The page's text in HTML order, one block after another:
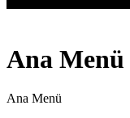
Ana Menü
Ana Menü